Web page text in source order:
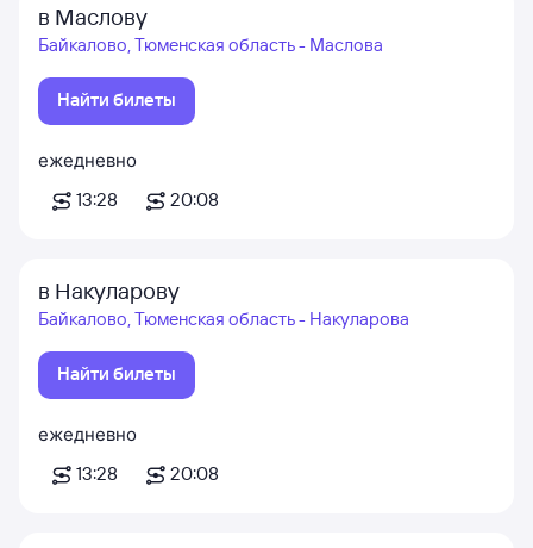
в Маслову
Байкалово, Тюменская область - Маслова
Найти билеты
ежедневно
13:28
20:08
в Накуларову
Байкалово, Тюменская область - Накуларова
Найти билеты
ежедневно
13:28
20:08